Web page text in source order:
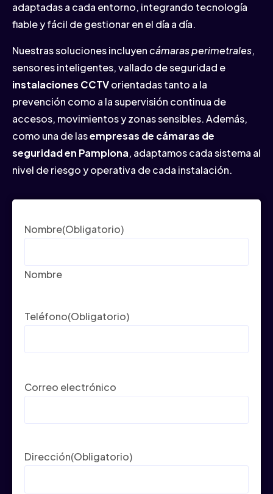
adaptadas a cada entorno, integrando tecnología
fiable y fácil de gestionar en el día a día.
Nuestras soluciones incluyencámaras perimetrales,
sensores inteligentes, vallado de seguridad e
instalaciones CCTVorientadas tanto a la
prevención como a la supervisión continua de
accesos, movimientos y zonas sensibles. Además,
como una de lasempresas de cámaras de
seguridad en Pamplona, adaptamos cada sistema al
nivel de riesgo y operativa de cada instalación.
Nombre(Obligatorio)
Nombre
Teléfono(Obligatorio)
Correo electrónico
Dirección(Obligatorio)